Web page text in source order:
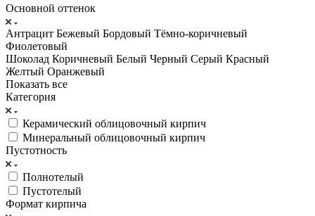
Основной оттенок
Антрацит Бежевый Бордовый Тёмно-коричневый
Фиолетовый
Шоколад Коричневый Белый Черный Серый Красный
Желтый Оранжевый
Показать все
Категория
Керамический облицовочный кирпич
Минеральный облицовочный кирпич
Пустотность
Полнотелый
Пустотелый
Формат кирпича